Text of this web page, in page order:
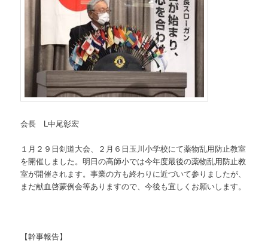
会長 L中尾彰宏
１月２９日剣道大会、２月６日玉川小学校にて薬物乱用防止教室
を開催しました。明日の高師小では今年度最後の薬物乱用防止教
室が開催されます。事業の方も終わりに近づいて参りましたが、
まだ献血啓蒙例会等ありますので、今後も宜しくお願いします。
【幹事報告】